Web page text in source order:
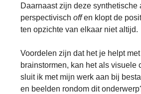
Daarnaast zijn deze synthetische
perspectivisch offen klopt de
ten opzichte van elkaar niet altijd.
Voordelen zijn dat het je helpt
brainstormen, kan het als visuele
sluit ik met mijn werk aan bij
en beelden rondom dit